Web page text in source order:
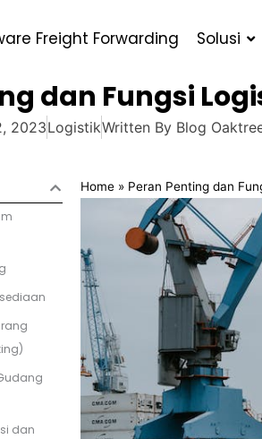
Freight Forwarding Solusi
dan Fungsi
2023LogistikWritten By Blog
dan
Home » Peran Penting dan